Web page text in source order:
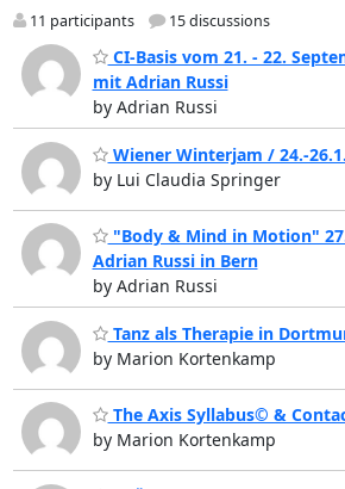
11 participants 15 discussions
CI-Basis vom 21. - 22.
mit Adrian Russi
by Adrian Russi
Wiener Winterjam / 24.-
by Lui Claudia Springer
"Body & Mind in Motion"
Adrian Russi in Bern
by Adrian Russi
Tanz als Therapie in
by Marion Kortenkamp
The Axis Syllabus© &
by Marion Kortenkamp